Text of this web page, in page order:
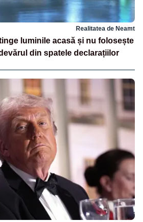
Realitatea de Neamt
luminile acasă și nu folosește
din spatele declarațiilor